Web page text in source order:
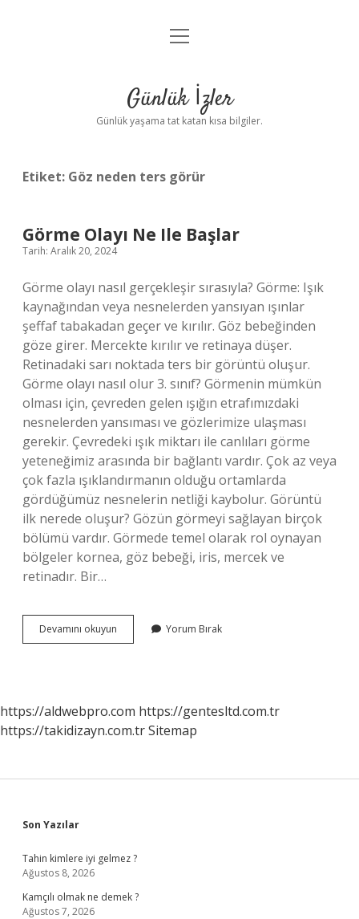
Anasayfa
Yasal Uyarı
menüyü
Günlük İzler
Günlük yaşama tat katan kısa bilgiler.
Etiket: Göz neden ters görür
Görme Olayı Ne Ile Başlar
Tarih: Aralık 20, 2024
Görme olayı nasıl gerçekleşir sırasıyla? Görme: Işık
kaynağından veya nesnelerden yansıyan ışınlar
şeffaf tabakadan geçer ve kırılır. Göz bebeğinden
göze girer. Mercekte kırılır ve retinaya düşer.
Retinadaki sarı noktada ters bir görüntü oluşur.
Görme olayı nasıl olur 3. sınıf? Görmenin mümkün
olması için, çevreden gelen ışığın etrafımızdaki
nesnelerden yansıması ve gözlerimize ulaşması
gerekir. Çevredeki ışık miktarı ile canlıları görme
yeteneğimiz arasında bir bağlantı vardır. Çok az veya
çok fazla ışıklandırmanın olduğu ortamlarda
gördüğümüz nesnelerin netliği kaybolur. Görüntü
ilk nerede oluşur? Gözün görmeyi sağlayan birçok
bölümü vardır. Görmede temel olarak rol oynayan
bölgeler kornea, göz bebeği, iris, mercek ve
retinadır. Bir…
Devamını okuyun
Olayı
Yorum Bırak
https://aldwebpro.com https://gentesltd.com.tr
https://takidizayn.com.trSitemap
Sidebar
Son Yazılar
Tahin kimlere iyi gelmez ?
Ağustos 8, 2026
Kamçılı olmak ne demek ?
Ağustos 7, 2026